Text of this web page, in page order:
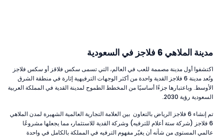
مدينة الملاهي 6 فلاجز في السعودية
اكتشفوا أول مدينة مصممة للعب في العالم، التي تسمى سكس فلاقز أو سكس فلاجز
وتُعد مدينة 6 فلاجز القدية واحدة من أكثر الوجهات الترفيهية إثارة في منطقة الشرق
الأوسط. وباعتبارها جزءًا أساسيًا من المخطط الطموح لمدينة القدية في المملكة العربية
السعودية رؤية 2030.
تم إنشاء 6 فلاجز الرياض بالتعاون بين العلامة التجارية العالمية الشهيرة لمدن الملاهي
6 فلاجز (شركة ستة أعلام للترفيه) وشركة القدية للاستثمار
، مما يجعلها مشروعًا
عالمي المستوى من شأنه أن يغيّر مفهوم الترفيه في المملكة بالكامل في واحدة